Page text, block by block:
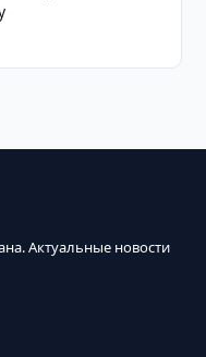
Актуальные новости